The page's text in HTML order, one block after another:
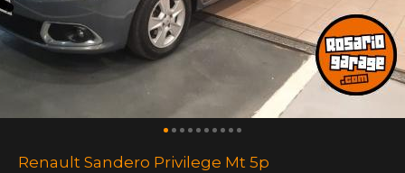
Renault Sandero Privilege Mt 5p